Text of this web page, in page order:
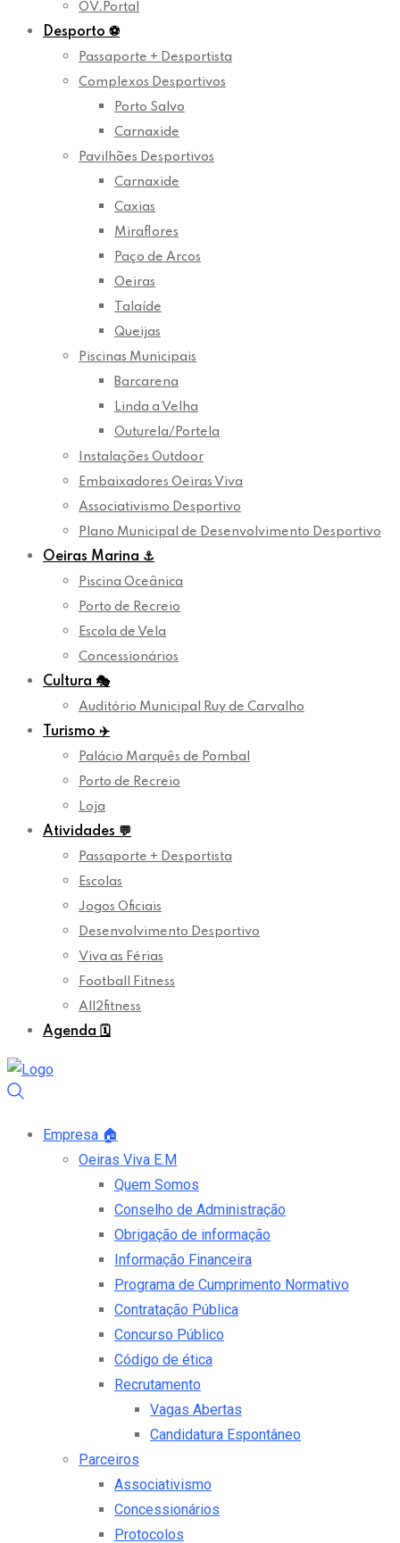
OV.Portal
Desporto ⚽
Passaporte + Desportista
Complexos Desportivos
Porto Salvo
Carnaxide
Pavilhões Desportivos
Carnaxide
Caxias
Miraflores
Paço de Arcos
Oeiras
Talaíde
Queijas
Piscinas Municipais
Barcarena
Linda a Velha
Outurela/Portela
Instalações Outdoor
Embaixadores Oeiras Viva
Associativismo Desportivo
Plano Municipal de Desenvolvimento Desportivo
Oeiras Marina ⚓
Piscina Oceânica
Porto de Recreio
Escola de Vela
Concessionários
Cultura 🎭
Auditório Municipal Ruy de Carvalho
Turismo ✈️
Palácio Marquês de Pombal
Porto de Recreio
Loja
Atividades 💬
Passaporte + Desportista
Escolas
Jogos Oficiais
Desenvolvimento Desportivo
Viva as Férias
Football Fitness
All2fitness
Agenda 🗓️
Empresa 🏠
Oeiras Viva E.M
Quem Somos
Conselho de Administração
Obrigação de informação
Informação Financeira
Programa de Cumprimento Normativo
Contratação Pública
Concurso Público
Código de ética
Recrutamento
Vagas Abertas
Candidatura Espontâneo
Parceiros
Associativismo
Concessionários
Protocolos